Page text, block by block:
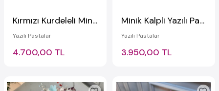
Kırmızı Kurdeleli Mini Kalpli Kraliçe Pastası
Yazılı Pastalar
4.700,00 TL
Minik Kalpli Yazılı Pasta
Yazılı Pastalar
3.950,00 TL